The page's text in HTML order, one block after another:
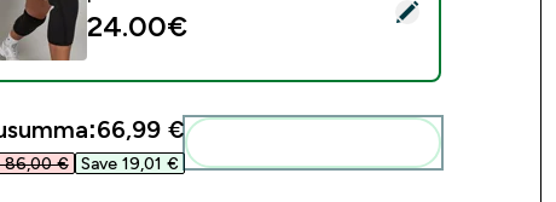
Vali see toode - MP Unisex treeningpõlvemuhvide paar - must - XS
24.00€‎
66,99 €‎
86,00 €‎ Save 19,01 €‎